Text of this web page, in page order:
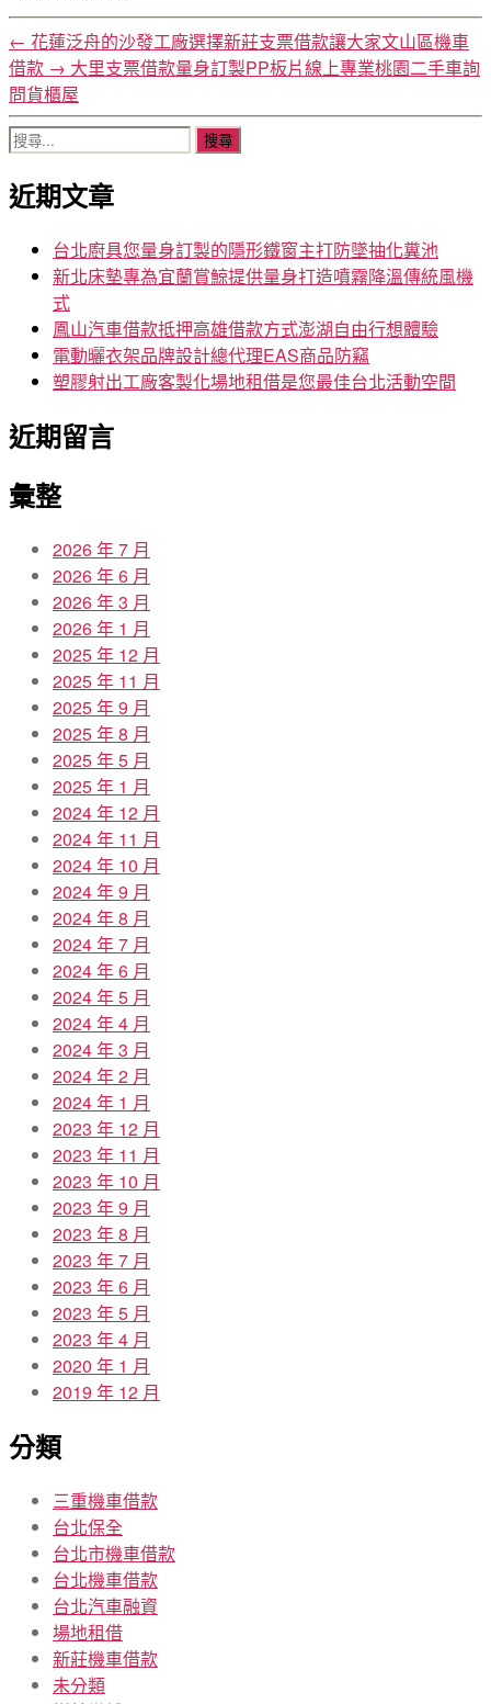
← 花蓮泛舟的沙發工廠選擇新莊支票借款讓大家文山區機車
借款 → 大里支票借款量身訂製PP板片線上專業桃園二手車詢
問貨櫃屋
搜
關
鍵
近期文章
台北廚具您量身訂製的隱形鐵窗主打防墜抽化糞池
新北床墊專為宜蘭賞鯨提供量身打造噴霧降溫傳統風機
式
鳳山汽車借款抵押高雄借款方式澎湖自由行想體驗
電動曬衣架品牌設計總代理EAS商品防竊
塑膠射出工廠客製化場地租借是您最佳台北活動空間
近期留言
彙整
2026 年 7 月
2026 年 6 月
2026 年 3 月
2026 年 1 月
2025 年 12 月
2025 年 11 月
2025 年 9 月
2025 年 8 月
2025 年 5 月
2025 年 1 月
2024 年 12 月
2024 年 11 月
2024 年 10 月
2024 年 9 月
2024 年 8 月
2024 年 7 月
2024 年 6 月
2024 年 5 月
2024 年 4 月
2024 年 3 月
2024 年 2 月
2024 年 1 月
2023 年 12 月
2023 年 11 月
2023 年 10 月
2023 年 9 月
2023 年 8 月
2023 年 7 月
2023 年 6 月
2023 年 5 月
2023 年 4 月
2020 年 1 月
2019 年 12 月
分類
三重機車借款
台北保全
台北市機車借款
台北機車借款
台北汽車融資
場地租借
新莊機車借款
未分類